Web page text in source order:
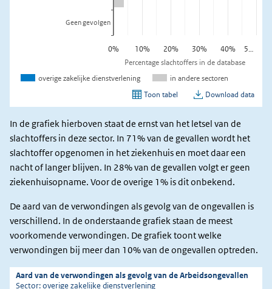
In de grafiek hierboven staat de ernst van het letsel van de
slachtoffers in deze sector. In 71% van de gevallen wordt het
slachtoffer opgenomen in het ziekenhuis en moet daar een
nacht of langer blijven. In 28% van de gevallen volgt er geen
ziekenhuisopname. Voor de overige 1% is dit onbekend.
De aard van de verwondingen als gevolg van de ongevallen is
verschillend. In de onderstaande grafiek staan de meest
voorkomende verwondingen. De grafiek toont welke
verwondingen bij meer dan 10% van de ongevallen optreden.